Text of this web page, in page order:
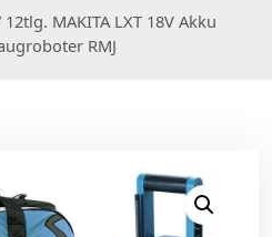
12tlg. MAKITA LXT 18V Akku
RMJ